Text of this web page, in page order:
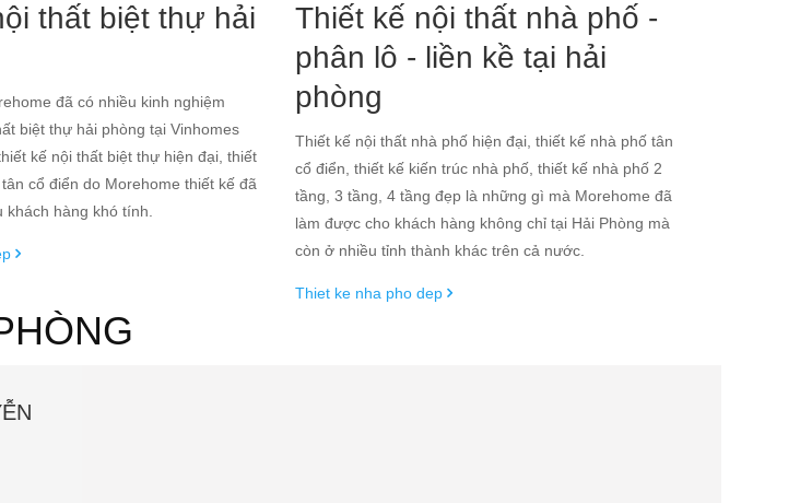
thất biệt thự hải
đã có nhiều kinh nghiệm
biệt thự hải phòng tại Vinhomes
kế nội thất biệt thự hiện đại, thiết
cổ điển do Morehome thiết kế đã
khách hàng khó tính.
Thiết kế nội thất nhà phố -
phân lô - liền kề tại hải
phòng
Thiết kế nội thất nhà phố hiện đại, thiết kế nhà phố tân
cổ điển, thiết kế kiến trúc nhà phố, thiết kế nhà phố 2
tầng, 3 tầng, 4 tầng đẹp là những gì mà Morehome đã
làm được cho khách hàng không chỉ tại Hải Phòng mà
còn ở nhiều tỉnh thành khác trên cả nước.
Thiet ke nha pho dep